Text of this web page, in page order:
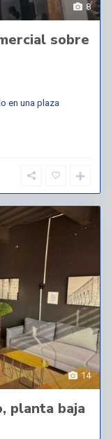
8
sobre
en una plaza
14
planta baja